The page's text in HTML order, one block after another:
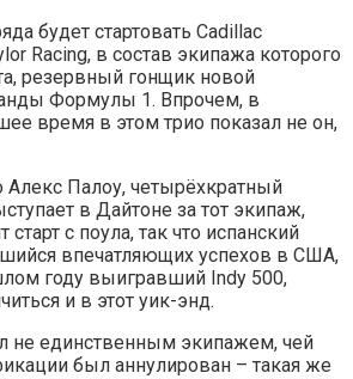
будет стартовать Cadillac
Racing, в состав экипажа которого
резервный гонщик новой
Формулы 1. Впрочем, в
время в этом трио показал не он,
Алекс Палоу, четырёхкратный
в Дайтоне за тот экипаж,
старт с поула, так что испанский
впечатляющих успехов в США,
году выигравший Indy 500,
и в этот уик-энд.
не единственным экипажем, чей
был аннулирован – такая же